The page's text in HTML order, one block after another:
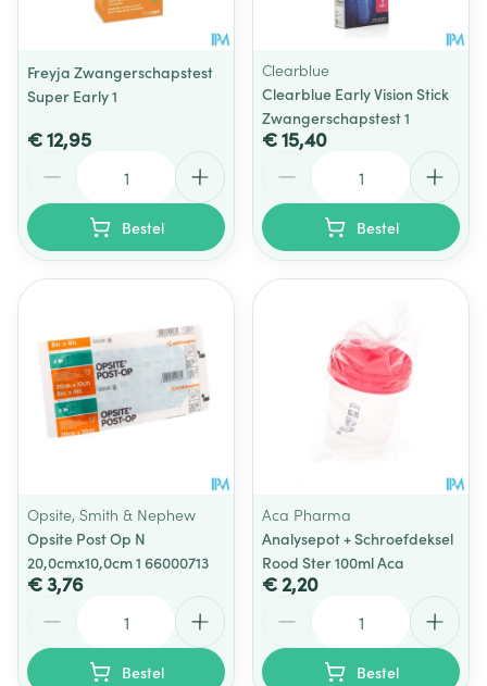
Freyja Zwangerschapstest
Super Early 1
€ 12,95
Bestel
Clearblue
Clearblue Early Vision Stick
Zwangerschapstest 1
€ 15,40
Bestel
Opsite, Smith & Nephew
Opsite Post Op N
20,0cmx10,0cm 1 66000713
€ 3,76
Bestel
Aca Pharma
Analysepot + Schroefdeksel
Rood Ster 100ml Aca
€ 2,20
Bestel